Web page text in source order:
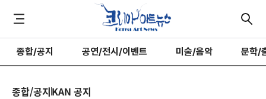
종합/공지 공연/전시/이벤트 미술/음악 문학/
종합/공지KAN 공지